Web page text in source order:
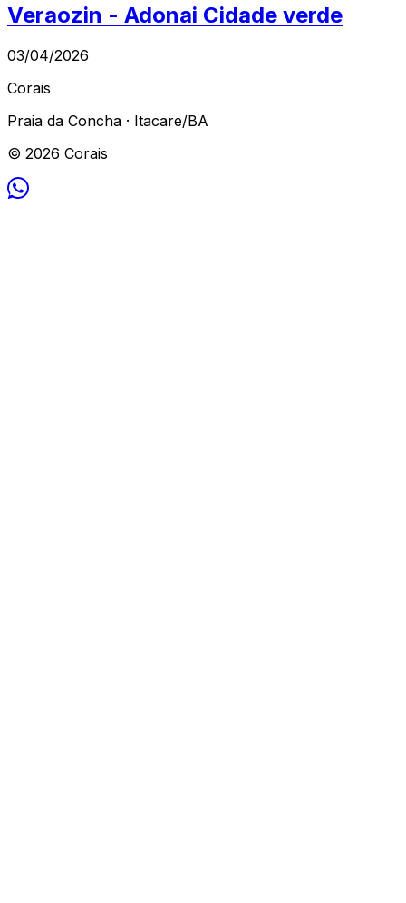
Veraozin - Adonai Cidade verde
03/04/2026
Corais
Praia da Concha · Itacare/BA
© 2026 Corais